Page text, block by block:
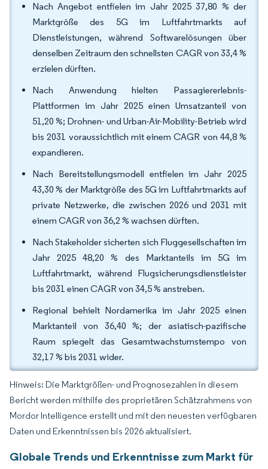
Nach Angebot entfielen im Jahr 2025 37,80 % der
Marktgröße des 5G im Luftfahrtmarkts auf
Dienstleistungen, während Softwarelösungen über
denselben Zeitraum den schnellsten CAGR von 33,4 %
erzielen dürften.
Nach Anwendung hielten Passagiererlebnis-
Plattformen im Jahr 2025 einen Umsatzanteil von
51,20 %; Drohnen- und Urban-Air-Mobility-Betrieb wird
bis 2031 voraussichtlich mit einem CAGR von 44,8 %
expandieren.
Nach Bereitstellungsmodell entfielen im Jahr 2025
43,30 % der Marktgröße des 5G im Luftfahrtmarkts auf
private Netzwerke, die zwischen 2026 und 2031 mit
einem CAGR von 36,2 % wachsen dürften.
Nach Stakeholder sicherten sich Fluggesellschaften im
Jahr 2025 48,20 % des Marktanteils im 5G im
Luftfahrtmarkt, während Flugsicherungsdienstleister
bis 2031 einen CAGR von 34,5 % anstreben.
Regional behielt Nordamerika im Jahr 2025 einen
Marktanteil von 36,40 %; der asiatisch-pazifische
Raum spiegelt das Gesamtwachstumstempo von
32,17 % bis 2031 wider.
Hinweis: Die Marktgrößen- und Prognosezahlen in diesem
Bericht werden mithilfe des proprietären Schätzrahmens von
Mordor Intelligence erstellt und mit den neuesten verfügbaren
Daten und Erkenntnissen bis 2026 aktualisiert.
Globale Trends und Erkenntnisse zum Markt für